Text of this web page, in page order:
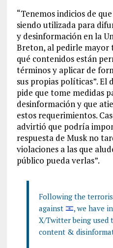
“Tenemos indicios de
siendo utilizada para
y desinformación en la
Breton, al pedirle mayor
qué contenidos están
términos y aplicar de
sus propias políticas”.
pide que tome medidas
desinformación y que
estos requerimientos.
advirtió que podría
respuesta de Musk no
violaciones a las que
público pueda verlas”.
Following the
against
, we have
X/Twitter being used
content &